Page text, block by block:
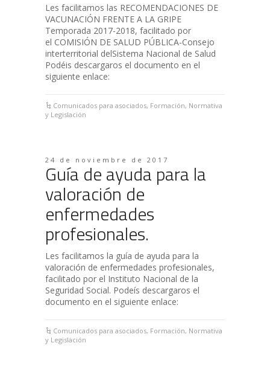
Les facilitamos las RECOMENDACIONES DE
VACUNACIÓN FRENTE A LA GRIPE
Temporada 2017-2018, facilitado por
el COMISIÓN DE SALUD PÚBLICA-Consejo
interterritorial delSistema Nacional de Salud
Podéis descargaros el documento en el
siguiente enlace:
Comunicados para asociados, Formación, Normativa
y Legislación
24 de noviembre de 2017
Guía de ayuda para la
valoración de
enfermedades
profesionales.
Les facilitamos la guía de ayuda para la
valoración de enfermedades profesionales,
facilitado por el Instituto Nacional de la
Seguridad Social. Podeís descargaros el
documento en el siguiente enlace:
Comunicados para asociados, Formación, Normativa
y Legislación